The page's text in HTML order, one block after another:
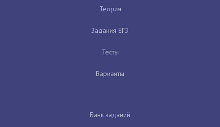
Теория
Задания ЕГЭ
Тесты
Варианты
Банк заданий